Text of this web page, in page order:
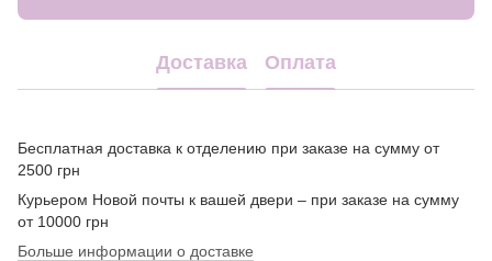
Доставка Оплата
Бесплатная доставка к отделению при заказе на сумму от
2500 грн
Курьером Новой почты к вашей двери – при заказе на сумму
от 10000 грн
Больше информации о доставке